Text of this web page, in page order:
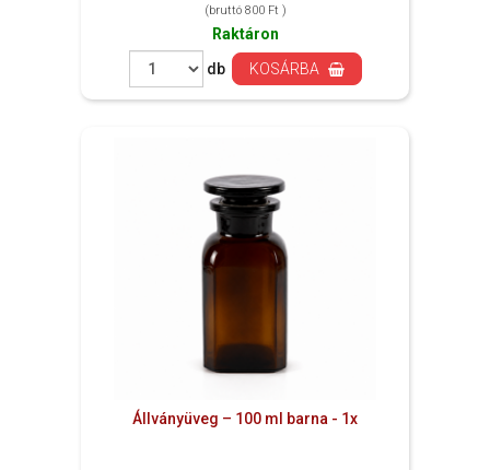
(bruttó 800 Ft )
Raktáron
db
KOSÁRBA
Állványüveg – 100 ml barna - 1x